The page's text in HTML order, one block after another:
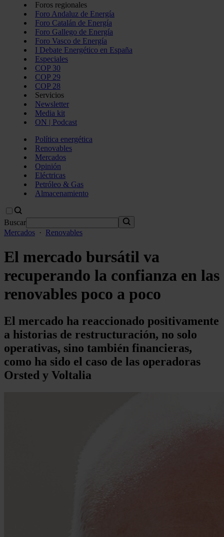
Foros regionales
Foro Andaluz de Energía
Foro Catalán de Energía
Foro Gallego de Energía
Foro Vasco de Energía
I Debate Energético en España
Especiales
COP 30
COP 29
COP 28
Servicios
Newsletter
Media kit
ON | Podcast
Política energética
Renovables
Mercados
Opinión
Eléctricas
Petróleo & Gas
Almacenamiento
Buscar
Mercados · Renovables
El mercado bursátil va
recuperando la confianza en las
renovables poco a poco
El mercado ha reaccionado positivamente
a historias de restructuración, no solo
operativas, sino también financieras,
como ha sido el caso de las operadoras
Orsted y Voltalia